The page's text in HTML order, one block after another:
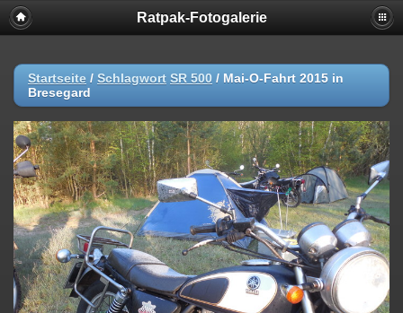
Ratpak-Fotogalerie
Startseite / Schlagwort SR 500 / Mai-O-Fahrt 2015 in
Bresegard